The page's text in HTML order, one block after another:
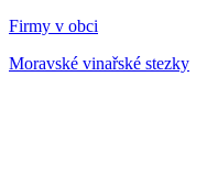
Firmy v obci
Moravské vinařské stezky